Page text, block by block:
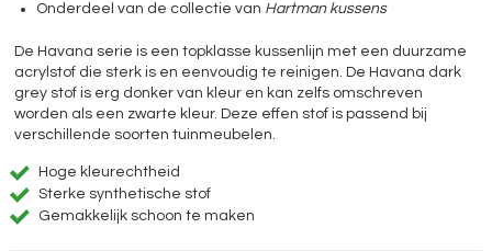
Onderdeel van de collectie van Hartman kussens
De Havana serie is een topklasse kussenlijn met een duurzame
acrylstof die sterk is en eenvoudig te reinigen. De Havana dark
grey stof is erg donker van kleur en kan zelfs omschreven
worden als een zwarte kleur. Deze effen stof is passend bij
verschillende soorten tuinmeubelen.
Hoge kleurechtheid
Sterke synthetische stof
Gemakkelijk schoon te maken